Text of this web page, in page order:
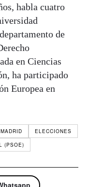
habla cuatro
de
en Ciencias
ha participado
Europea en
ELECCIONES
(PSOE)